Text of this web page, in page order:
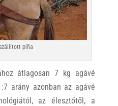
piña
átlagosan 7 kg agávé
arány azonban az agávé
az élesztőtől, a